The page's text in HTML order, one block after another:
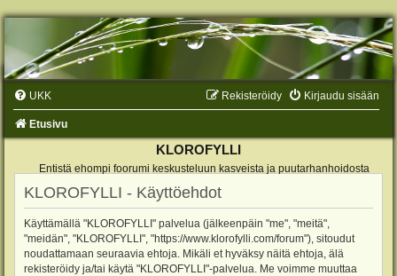
UKK Kirjaudu sisään
Rekisteröidy
Etusivu
KLOROFYLLI
Entistä ehompi foorumi keskusteluun kasveista ja puutarhanhoidosta
KLOROFYLLI - Käyttöehdot
Käyttämällä "KLOROFYLLI" palvelua (jälkeenpäin "me", "meitä",
"meidän", "KLOROFYLLI", "https://www.klorofylli.com/forum"), sitoudut
noudattamaan seuraavia ehtoja. Mikäli et hyväksy näitä ehtoja, älä
rekisteröidy ja/tai käytä "KLOROFYLLI"-palvelua. Me voimme muuttaa